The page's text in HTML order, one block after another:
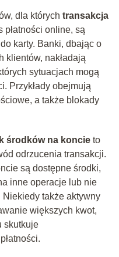
dla których transakcja
online, są
karty. Banki, dbając o
klientów, nakładają
sytuacjach mogą
Przykłady obejmują
a także blokady
środków na koncieto
odrzucenia transakcji.
są dostępne środki,
inne operacje lub nie
także aktywny
większych kwot,
skutkuje